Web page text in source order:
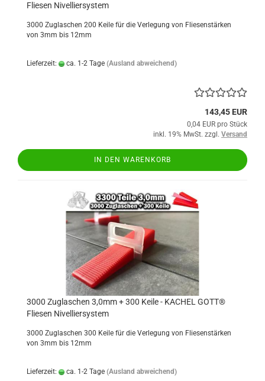
Fliesen Nivelliersystem
3000 Zuglaschen 200 Keile für die Verlegung von Fliesenstärken
von 3mm bis 12mm
Lieferzeit: ca. 1-2 Tage (Ausland abweichend)
143,45 EUR
0,04 EUR pro Stück
inkl. 19% MwSt. zzgl. Versand
IN DEN WARENKORB
3000 Zuglaschen 3,0mm + 300 Keile - KACHEL GOTT®
Fliesen Nivelliersystem
3000 Zuglaschen 300 Keile für die Verlegung von Fliesenstärken
von 3mm bis 12mm
Lieferzeit: ca. 1-2 Tage (Ausland abweichend)